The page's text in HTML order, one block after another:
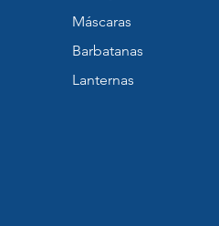
Máscaras
Barbatanas
Lanternas